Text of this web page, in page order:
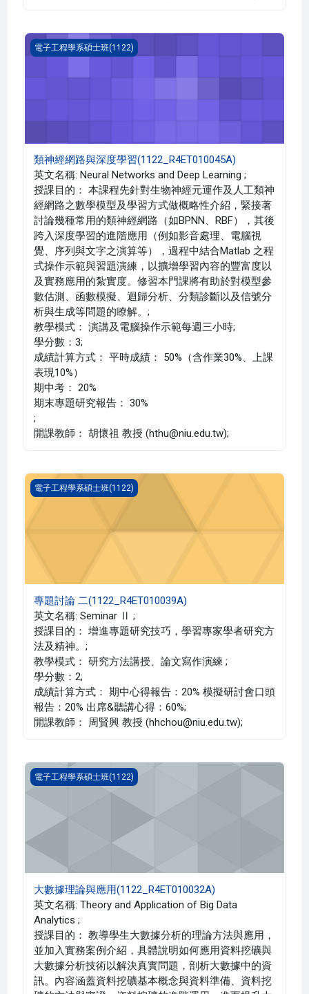
類神經網路與深度學習(1122_R4ET010045A)
電子工程學系碩士班(1122)
類神經網路與深度學習(1122_R4ET010045A)
英文名稱: Neural Networks and Deep Learning ;
授課目的： 本課程先針對生物神經元運作及人工類神
經網路之數學模型及學習方式做概略性介紹，緊接著
討論幾種常用的類神經網路（如BPNN、RBF），其後
跨入深度學習的進階應用（例如影音處理、電腦視
覺、序列與文字之演算等），過程中結合Matlab 之程
式操作示範與習題演練，以擴增學習內容的豐富度以
及實務應用的紮實度。修習本門課將有助於對模型參
數估測、函數模擬、迴歸分析、分類診斷以及信號分
析與生成等問題的瞭解。;
教學模式： 演講及電腦操作示範每週三小時;
學分數：3;
成績計算方式： 平時成績： 50%（含作業30%、上課
表現10%）
期中考： 20%
期末專題研究報告： 30%
;
開課教師： 胡懷祖 教授 (hthu@niu.edu.tw);
專題討論 二(1122_R4ET010039A)
電子工程學系碩士班(1122)
專題討論 二(1122_R4ET010039A)
英文名稱: Seminar Ⅱ ;
授課目的： 增進專題研究技巧，學習專家學者研究方
法及精神。;
教學模式： 研究方法講授、論文寫作演練 ;
學分數：2;
成績計算方式： 期中心得報告：20% 模擬研討會口頭
報告：20% 出席&聽講心得：60%;
開課教師： 周賢興 教授 (hhchou@niu.edu.tw);
大數據理論與應用(1122_R4ET010032A)
電子工程學系碩士班(1122)
大數據理論與應用(1122_R4ET010032A)
英文名稱: Theory and Application of Big Data
Analytics ;
授課目的： 教導學生大數據分析的理論方法與應用，
並加入實務案例介紹，具體說明如何應用資料挖礦與
大數據分析技術以解決真實問題，剖析大數據中的資
訊。內容涵蓋資料挖礦基本概念與資料準備、資料挖